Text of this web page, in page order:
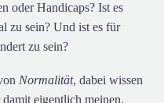
oder Handicaps? Ist es
zu sein? Und ist es für
zu sein?
Normalität, dabei wissen
eigentlich meinen.